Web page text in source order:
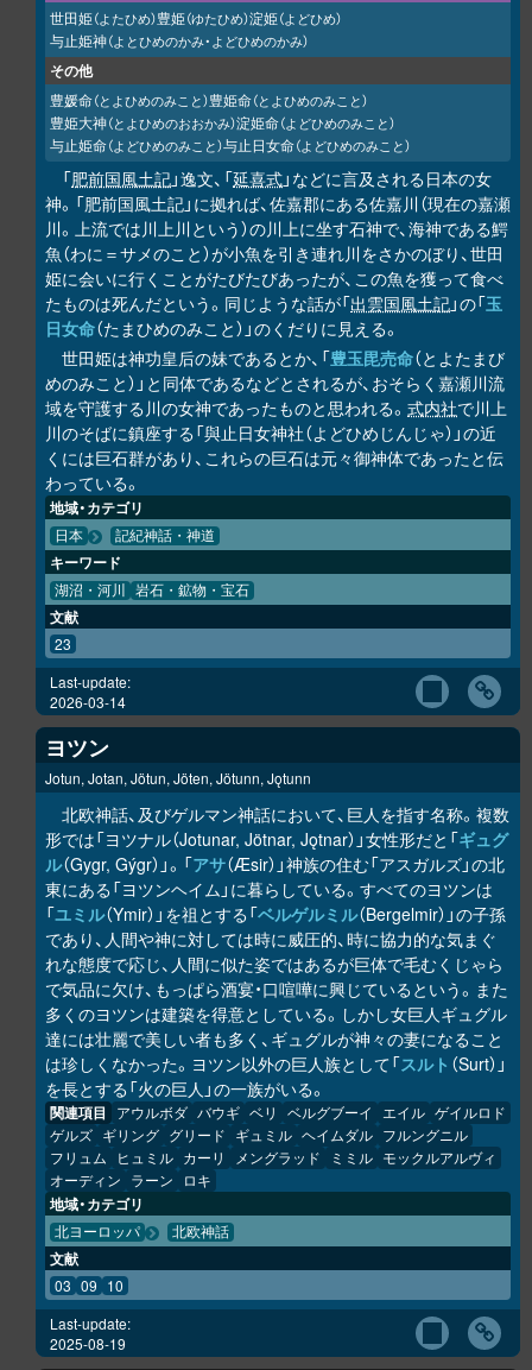
世田姫（よたひめ）豊姫（ゆたひめ）淀姫（よどひめ）
与止姫神（よとひめのかみ・よどひめのかみ）
その他
豊媛命（とよひめのみこと）豊姫命（とよひめのみこと）
豊姫大神（とよひめのおおかみ）淀姫命（よどひめのみこと）
与止姫命（よどひめのみこと）与止日女命（よどひめのみこと）
「肥前国風土記」逸文、「延喜式」などに言及される日本の女
神。「肥前国風土記」に拠れば、佐嘉郡にある佐嘉川（現在の嘉瀬
川。上流では川上川という）の川上に坐す石神で、海神である鰐
魚（わに＝サメのこと）が小魚を引き連れ川をさかのぼり、世田
姫に会いに行くことがたびたびあったが、この魚を獲って食べ
たものは死んだという。同じような話が「出雲国風土記」の「玉
日女命（たまひめのみこと）」のくだりに見える。
世田姫は神功皇后の妹であるとか、「豊玉毘売命（とよたまび
めのみこと）」と同体であるなどとされるが、おそらく嘉瀬川流
域を守護する川の女神であったものと思われる。 式内社で川上
川のそばに鎮座する「與止日女神社（よどひめじんじゃ）」の近
くには巨石群があり、これらの巨石は元々御神体であったと伝
わっている。
地域・カテゴリ
日本 記紀神話・神道
キーワード
湖沼・河川 岩石・鉱物・宝石
文献
23
Last-update:
2026-03-14
ヨツン
Jotun, Jotan, Jötun, Jöten, Jötunn, Jǫtunn
北欧神話、及びゲルマン神話において、巨人を指す名称。複数
形では「ヨツナル（Jotunar, Jötnar, Jǫtnar）」女性形だと「ギュグ
ル（Gygr, Gýgr）」。「アサ（Æsir）」神族の住む「アスガルズ」の北
東にある「ヨツンヘイム」に暮らしている。すべてのヨツンは
「ユミル（Ymir）」を祖とする「ベルゲルミル（Bergelmir）」の子孫
であり、人間や神に対しては時に威圧的、時に協力的な気まぐ
れな態度で応じ、人間に似た姿ではあるが巨体で毛むくじゃら
で気品に欠け、もっぱら酒宴・口喧嘩に興じているという。また
多くのヨツンは建築を得意としている。しかし女巨人ギュグル
達には壮麗で美しい者も多く、ギュグルが神々の妻になること
は珍しくなかった。ヨツン以外の巨人族として「スルト （Surt）」
を長とする「火の巨人」の一族がいる。
関連項目 アウルボダ バウギ ベリ ベルグブーイ エイル ゲイルロド
ゲルズ ギリング グリード ギュミル ヘイムダル フルングニル
フリュム
ヒュミル カーリ メングラッド ミミル モックルアルヴィ
オーディン ラーン ロキ
地域・カテゴリ
北ヨーロッパ 北欧神話
文献
03 09 10
Last-update:
2025-08-19